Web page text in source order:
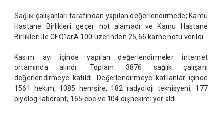
Sağlık çalışanları tarafından yapılan değerlendirmede; Kamu
Hastane Birlikleri geçer not alamadı ve Kamu Hastane
Birlikleri ile CEO’larA 100 üzerinden 25,66 karne notu verildi.
Kasım ayı içinde yapılan değerlendirmeler internet
ortamında alındı. Toplam 3876 sağlık çalışanı
değerlendirmeye katıldı. Değerlendirmeye katılanlar içinde
1561 hekim, 1085 hemşire, 182 radyoloji teknisyeni, 177
biyolog-laborant, 165 ebe ve 104 dişhekimi yer aldı.